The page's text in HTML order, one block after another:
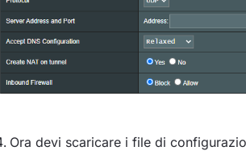
Ora devi scaricare i file di